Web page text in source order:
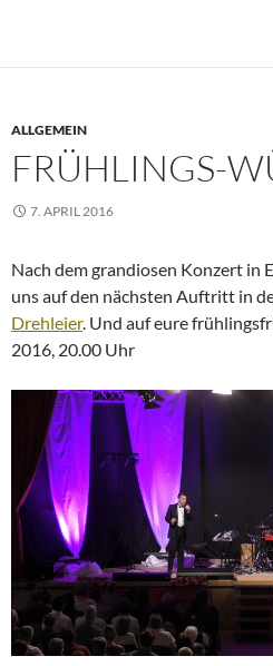
ALLGEMEIN
FRÜHLINGS-
7. APRIL 2016
Nach dem grandiosen Konzert in
uns auf den nächsten Auftritt in
Drehleier. Und auf eure
2016, 20.00 Uhr